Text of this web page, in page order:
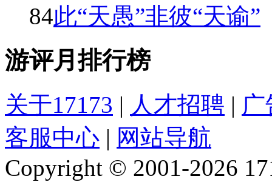
84此“天愚”非彼“天谕”
游评月排行榜
关于17173 | 人才招聘 |
客服中心 | 网站导航
Copyright © 2001-2026